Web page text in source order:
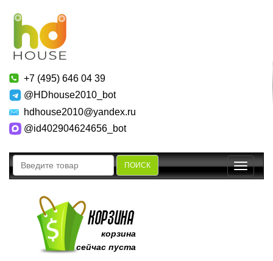
+7 (495) 646 04 39
@HDhouse2010_bot
hdhouse2010@yandex.ru
@id402904624656_bot
ПОИСК
Toggle
корзина
сейчас пуста